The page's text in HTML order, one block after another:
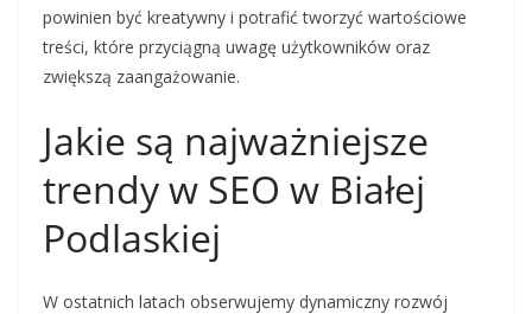
powinien być kreatywny i potrafić tworzyć wartościowe
treści, które przyciągną uwagę użytkowników oraz
zwiększą zaangażowanie.
Jakie są najważniejsze
trendy w SEO w Białej
Podlaskiej
W ostatnich latach obserwujemy dynamiczny rozwój